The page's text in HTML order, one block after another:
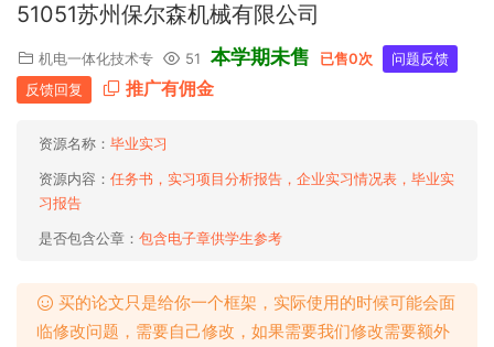
51051苏州保尔森机械有限公司
机电一体化技术专 51 本学期未售 已售0次
问题反馈
反馈回复
推广有佣金
资源名称： 毕业实习
资源内容： 任务书，实习项目分析报告，企业实习情况表，毕业实
习报告
是否包含公章： 包含电子章供学生参考
买的论文只是给你一个框架，实际使用的时候可能会面
临修改问题，需要自己修改，如果需要我们修改需要额外